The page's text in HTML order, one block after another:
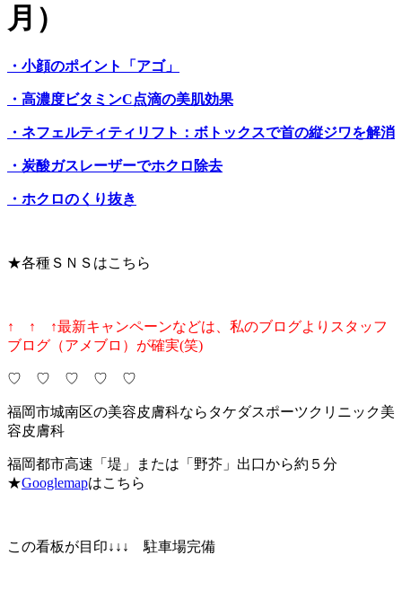
月）
・小顔のポイント「アゴ」
・高濃度ビタミンC点滴の美肌効果
・ネフェルティティリフト：ボトックスで首の縦ジワを解消
・炭酸ガスレーザーでホクロ除去
・ホクロのくり抜き
★各種ＳＮＳはこちら
↑ ↑ ↑最新キャンペーンなどは、私のブログよりスタッフ
ブログ（アメブロ）が確実(笑)
♡ ♡ ♡ ♡ ♡
福岡市城南区の美容皮膚科ならタケダスポーツクリニック美
容皮膚科
福岡都市高速「堤」または「野芥」出口から約５分
★Googlemapはこちら
この看板が目印↓↓↓ 駐車場完備